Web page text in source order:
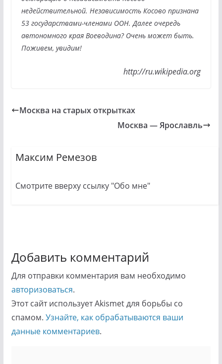
недействительной. Независимость Косово признана
53 государствами-членами ООН. Далее очередь
автономного края Воеводина? Очень может быть.
Поживем, увидим!
http://ru.wikipedia.org
Москва на старых открытках
Москва — Ярославль
Максим Ремезов
Смотрите вверху ссылку "Обо мне"
Добавить комментарий
Для отправки комментария вам необходимо
авторизоваться.
Этот сайт использует Akismet для борьбы со
спамом. Узнайте, как обрабатываются ваши
данные комментариев.